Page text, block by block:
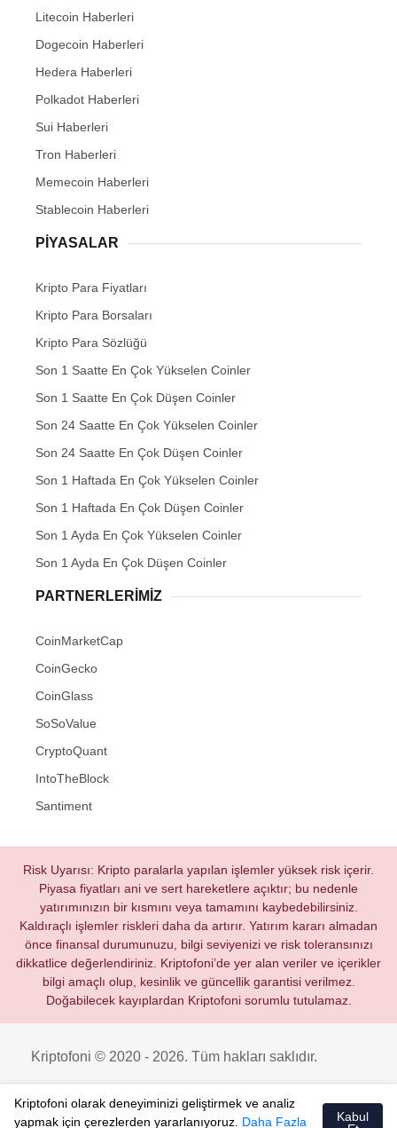
Litecoin Haberleri
Dogecoin Haberleri
Hedera Haberleri
Polkadot Haberleri
Sui Haberleri
Tron Haberleri
Memecoin Haberleri
Stablecoin Haberleri
PIYASALAR
Kripto Para Fiyatları
Kripto Para Borsaları
Kripto Para Sözlüğü
Son 1 Saatte En Çok Yükselen Coinler
Son 1 Saatte En Çok Düşen Coinler
Son 24 Saatte En Çok Yükselen Coinler
Son 24 Saatte En Çok Düşen Coinler
Son 1 Haftada En Çok Yükselen Coinler
Son 1 Haftada En Çok Düşen Coinler
Son 1 Ayda En Çok Yükselen Coinler
Son 1 Ayda En Çok Düşen Coinler
PARTNERLERIMIZ
CoinMarketCap
CoinGecko
CoinGlass
SoSoValue
CryptoQuant
IntoTheBlock
Santiment
Risk Uyarısı: Kripto paralarla yapılan işlemler yüksek risk içerir.
Piyasa fiyatları ani ve sert hareketlere açıktır; bu nedenle
yatırımınızın bir kısmını veya tamamını kaybedebilirsiniz.
Kaldıraçlı işlemler riskleri daha da artırır. Yatırım kararı almadan
önce finansal durumunuzu, bilgi seviyenizi ve risk toleransınızı
dikkatlice değerlendiriniz. Kriptofoni’de yer alan veriler ve içerikler
bilgi amaçlı olup, kesinlik ve güncellik garantisi verilmez.
Doğabilecek kayıplardan Kriptofoni sorumlu tutulamaz.
Kriptofoni © 2020 - 2026. Tüm hakları saklıdır.
Kriptofoni olarak deneyiminizi geliştirmek ve analiz
yapmak için çerezlerden yararlanıyoruz. Daha Fazla
Kabul